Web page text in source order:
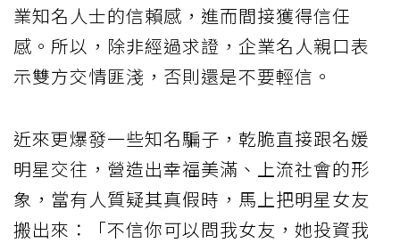
業知名人士的信賴感，進而間接獲得信任
感。所以，除非經過求證，企業名人親口表
示雙方交情匪淺，否則還是不要輕信。
近來更爆發一些知名騙子，乾脆直接跟名媛
明星交往，營造出幸福美滿、上流社會的形
象，當有人質疑其真假時，馬上把明星女友
搬出來：「不信你可以問我女友，她投資我